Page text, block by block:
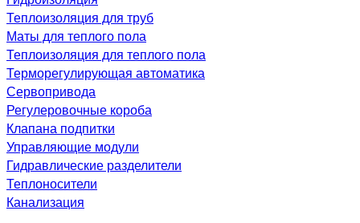
Теплоизоляция для труб
Маты для теплого пола
Теплоизоляция для теплого пола
Терморегулирующая автоматика
Сервопривода
Регулеровочные короба
Клапана подпитки
Управляющие модули
Гидравлические разделители
Теплоносители
Канализация